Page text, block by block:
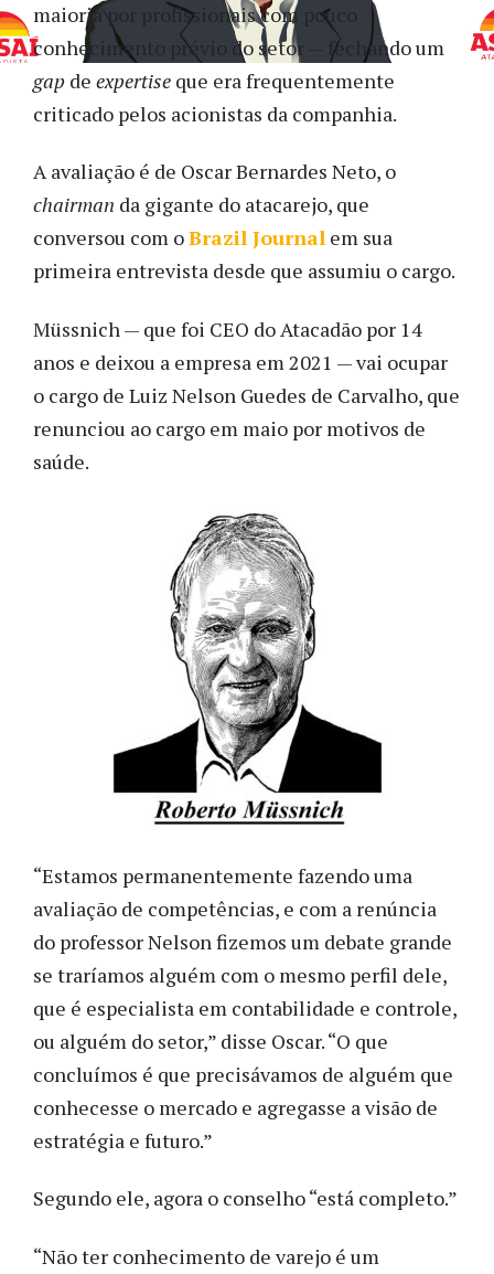
maioria por profissionais com pouco
conhecimento prévio do setor — fechando um
gap de expertise que era frequentemente
criticado pelos acionistas da companhia.
A avaliação é de Oscar Bernardes Neto, o
chairman da gigante do atacarejo, que
conversou com oBrazil Journal em sua
primeira entrevista desde que assumiu o cargo.
Müssnich — que foi CEO do Atacadão por 14
anos e deixou a empresa em 2021 — vai ocupar
o cargo de Luiz Nelson Guedes de Carvalho, que
renunciou ao cargo em maio por motivos de
saúde.
“Estamos permanentemente fazendo uma
avaliação de competências, e com a renúncia
do professor Nelson fizemos um debate grande
se traríamos alguém com o mesmo perfil dele,
que é especialista em contabilidade e controle,
ou alguém do setor,” disse Oscar. “O que
concluímos é que precisávamos de alguém que
conhecesse o mercado e agregasse a visão de
estratégia e futuro.”
Segundo ele, agora o conselho “está completo.”
“Não ter conhecimento de varejo é um